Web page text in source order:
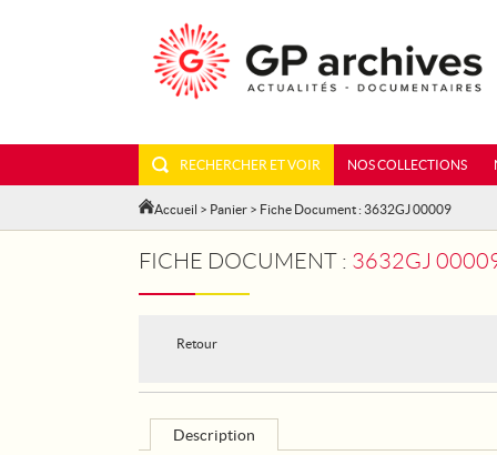
RECHERCHER ET VOIR NOS COLLECTIONS
Accueil > Panier > Fiche Document : 3632GJ 00009
FICHE DOCUMENT : 3632GJ
Retour
Description